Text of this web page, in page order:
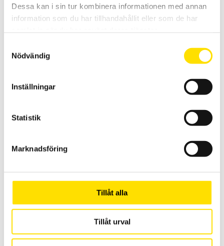
Dessa kan i sin tur kombinera informationen med annan
information som du har tillhandahållit eller som de har
Nödvändig
Inställningar
Statistik
Marknadsföring
Tillåt alla
Tillåt urval
Högkvalitativa mineralisolerade termoelement finns i många olika
Luftgivare
Luftgivaren har en mycket snabb responstid eftersom mätspetsen
är exponerad.